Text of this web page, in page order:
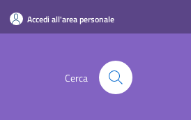
Accedi all'area personale
Cerca